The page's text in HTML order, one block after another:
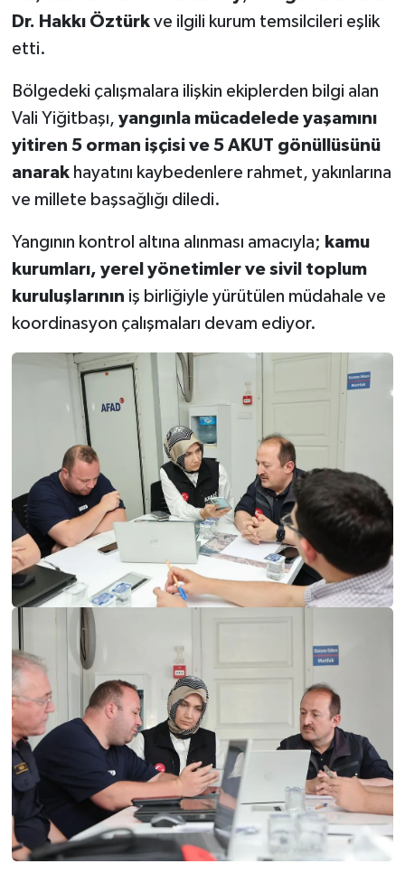
Dr. Hakkı Öztürkve ilgili kurum temsilcileri eşlik
etti.
Bölgedeki çalışmalara ilişkin ekiplerden bilgi alan
Vali Yiğitbaşı, yangınla mücadelede yaşamını
yitiren 5 orman işçisi ve 5 AKUT gönüllüsünü
anarakhayatını kaybedenlere rahmet, yakınlarına
ve millete başsağlığı diledi.
Yangının kontrol altına alınması amacıyla; kamu
kurumları, yerel yönetimler ve sivil toplum
kuruluşlarının iş birliğiyle yürütülen müdahale ve
koordinasyon çalışmaları devam ediyor.